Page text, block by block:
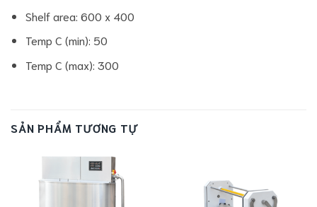
Shelf area: 600 x 400
Temp C (min): 50
Temp C (max): 300
SẢN PHẨM TƯƠNG TỰ